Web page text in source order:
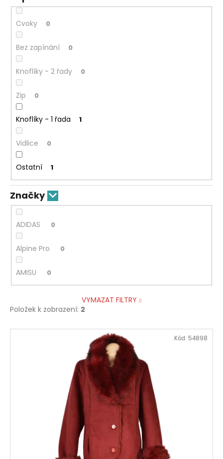
Cvoky 0
Bez zapínání 0
Knoflíky - 2 řady 0
Zip 0
Knoflíky - 1 řada 1
Vidlice 0
Ostatní 1
Značky
ADIDAS 0
Alpine Pro 0
AMISU 0
VYMAZAT FILTRY
Položek k zobrazení: 2
V Kód: 54898